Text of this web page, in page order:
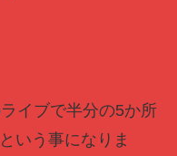
イブで半分の5か所
いう事になりま